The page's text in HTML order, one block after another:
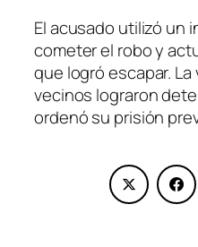
El acusado utilizó un
cometer el robo y
que logró escapar.
vecinos lograron
ordenó su prisión